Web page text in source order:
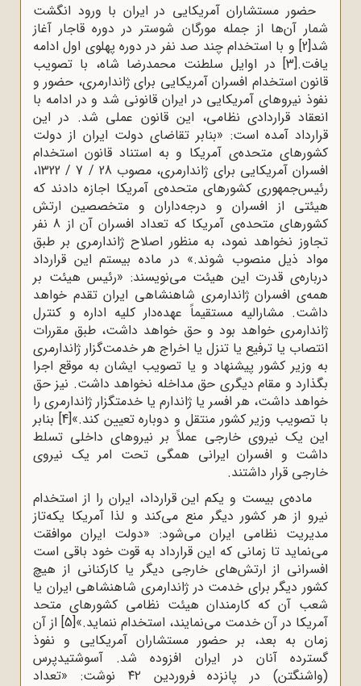
حضور مستشاران آمریکایی در ایران با ورود انگشت
شمار آن‌ها از جمله مورگان شوستر در دوره قاجار آغاز
شد[2]
و با استخدام چند صد نفر در دوره پهلوی اول ادامه
یافت.[3]
در اوایل سلطنت محمدرضا شاه، با تصویب
قانون استخدام افسران آمریکایی برای ژاندارمری، حضور و
نفوذ نیروهای آمریکایی در ایران قانونی شد و در ادامه با
انعقاد قراردادی نظامی، این قانون عملی شد. در این
قرارداد آمده است: «بنابر تقاضای دولت ایران از دولت
کشورهای متحده‌ی آمریکا و به استناد قانون استخدام
افسران آمریکایی برای ژاندارمری، مصوب 28 / 7 / 1322،
رئیس‌جمهوری کشورهای متحده‌ی آمریکا اجازه دادند که
هیئتی از افسران و درجه‌داران و متخصصین ارتش
کشورهای متحده‌ی آمریکا که تعداد افسران آن از 8 نفر
تجاوز نخواهد نمود، به منظور اصلاح ژاندارمری بر طبق
مواد ذیل منصوب شوند.» در ماده بیستم این قرارداد
درباره‌ی قدرت این هیئت می‌نویسند: «رئیس هیئت بر
همه‌ی افسران ژاندارمری شاهنشاهی ایران تقدم خواهد
داشت. مشارالیه مستقیماً عهده‌دار کلیه اداره و کنترل
ژاندارمری خواهد بود و حق خواهد داشت، طبق مقررات
انتصاب یا ترفیع یا تنزل یا اخراج هر خدمت‌گزار ژاندارمری
به وزیر کشور پیشنهاد و یا تصویب ایشان به‌ موقع اجرا
بگذارد و مقام دیگری حق مداخله نخواهد داشت. نیز حق
خواهد داشت، هر افسر یا ژاندارم یا خدمتگزار ژاندارمری را
با تصویب وزیر کشور منتقل و دوباره تعیین کند.»[4]
بنابر
این یک نیروی خارجی عملاً بر نیروهای داخلی تسلط
داشت و افسران ایرانی همگی تحت امر یک نیروی
خارجی قرار داشتند.
ماده‌ی بیست و یکم این قرارداد، ایران را از استخدام
نیرو از هر کشور دیگر منع می‌کند و لذا آمریکا یکه‌تاز
مدیریت نظامی ایران می‌شود: «دولت ایران موافقت
می‌نماید تا زمانی که این قرارداد به قوت خود باقی است
افسرانی از ارتش‌های خارجی دیگر یا کارکنانی از هیچ
کشور دیگر برای خدمت در ژاندارمری شاهنشاهی ایران یا
شعب آن ‌که کارمندان هیئت نظامی کشورهای متحد
آمریکا در آن خدمت می‌نمایند، استخدام ننماید.»[5]
از آن
زمان به بعد، بر حضور مستشاران آمریکایی و نفوذ
گسترده آنان در ایران افزوده شد. آسوشتیدپرس
(واشنگتن) در پانزده فروردین ۴۲ نوشت: «تعداد